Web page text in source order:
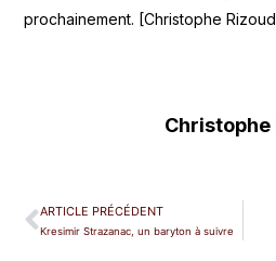
prochainement. [Christophe
Christophe
ARTICLE PRÉCÉDENT
Kresimir Strazanac, un baryton à suivre